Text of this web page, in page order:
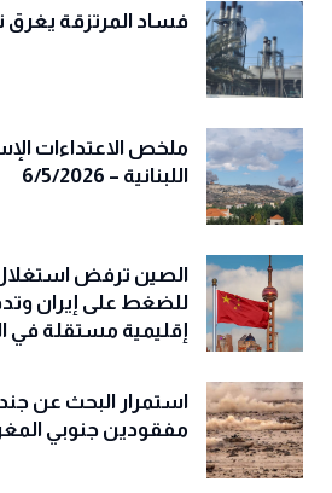
فساد المرتزقة يغرق
ملخص الاعتداءات
اللبنانية – 6/5/2026
الصين ترفض
للضغط على إيران
إقليمية مستقلة في
استمرار البحث عن
مفقودين جنوبي